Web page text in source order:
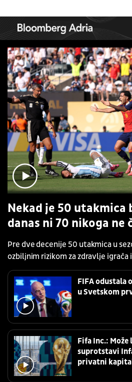
Nekad je 50 utakmica
danas ni 70 nikoga ne
Pre dve decenije 50 utakmica u
ozbiljnim rizikom za zdravlje
FIFA odustala
u Svetskom
Fifa Inc.: Može
suprotstavi
privatni